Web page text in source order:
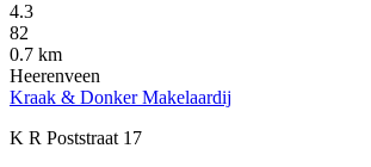
4.3
82
0.7 km
Heerenveen
Kraak & Donker Makelaardij
K R Poststraat 17